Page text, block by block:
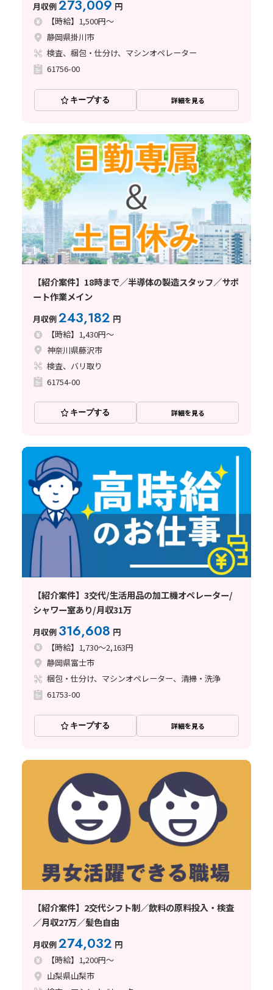
月収例273,009 円
【時給】1,500円～
静岡県掛川市
検査、梱包・仕分け、マシンオペレーター
61756-00
キープする 詳細を見る
【紹介案件】18時まで／半導体の製造スタッフ／サポ
ート作業メイン
月収例243,182 円
【時給】1,430円～
神奈川県藤沢市
検査、バリ取り
61754-00
キープする 詳細を見る
【紹介案件】3交代/生活用品の加工機オペレーター/
シャワー室あり/月収31万
月収例 316,608 円
【時給】1,730～2,163円
静岡県富士市
梱包・仕分け、マシンオペレーター、清掃・洗浄
61753-00
キープする 詳細を見る
【紹介案件】2交代シフト制／飲料の原料投入・検査
／月収27万／髪色自由
月収例274,032 円
【時給】1,200円～
山梨県山梨市